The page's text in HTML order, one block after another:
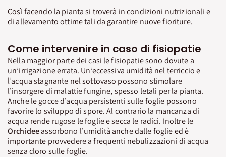
Così facendo la pianta si troverà in condizioni nutrizionali e
di allevamento ottime tali da garantire nuove fioriture.
Come intervenire in caso di fisiopatie
Nella maggior parte dei casi le fisiopatie sono dovute a
un’irrigazione errata. Un’eccessiva umidità nel terriccio e
l’acqua stagnante nel sottovaso possono stimolare
l’insorgere di malattie fungine, spesso letali per la pianta.
Anche le gocce d’acqua persistenti sulle foglie possono
favorire lo sviluppo di spore. Al contrario la mancanza di
acqua rende rugose le foglie e secca le radici. Inoltre le
Orchideeassorbono l’umidità anche dalle foglie ed è
importante provvedere a frequenti nebulizzazioni di acqua
senza cloro sulle foglie.